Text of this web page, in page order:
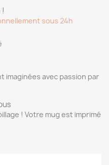
sous 24h
imaginées avec passion par
! Votre mug est imprimé